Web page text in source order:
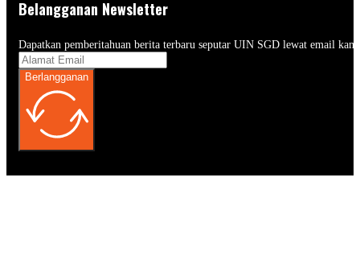
Belangganan Newsletter
Dapatkan pemberitahuan berita terbaru seputar UIN SGD lewat email
Berlangganan